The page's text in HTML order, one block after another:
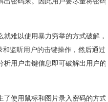
就难以使用暴力穷举的方式破解
和监听用户的击键操作，然后通
析用户击键信息即可破解出用户
了使用鼠标和图片录入密码的方